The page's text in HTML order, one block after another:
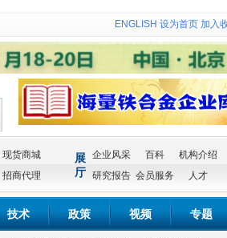
ENGLISH 设为首页 加入
现货商城
招商代理
展
厅
企业风采 百科
机构介绍
研究报告 会员服务 人才
技术 政策 视频 专题